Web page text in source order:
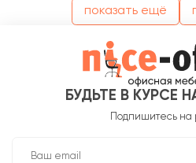
показать ещё
БУДЬТЕ В КУРСЕ
Подпишитесь на